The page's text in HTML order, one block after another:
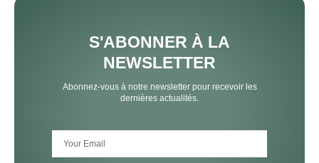
S'ABONNER À LA
NEWSLETTER
Abonnez-vous à notre newsletter pour recevoir les
dernières actualités.